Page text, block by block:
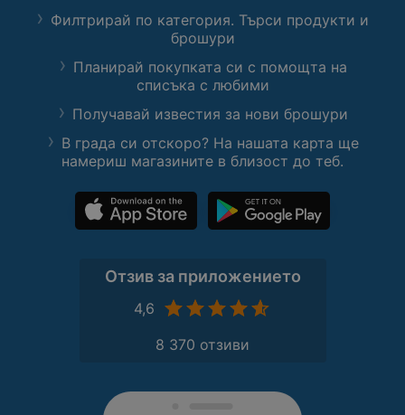
Филтрирай по категория. Търси продукти и
брошури
Планирай покупката си с помощта на
списъка с любими
Получавай известия за нови брошури
В града си отскоро? На нашата карта ще
намериш магазините в близост до теб.
Отзив за приложението
4,6
8 370 отзиви